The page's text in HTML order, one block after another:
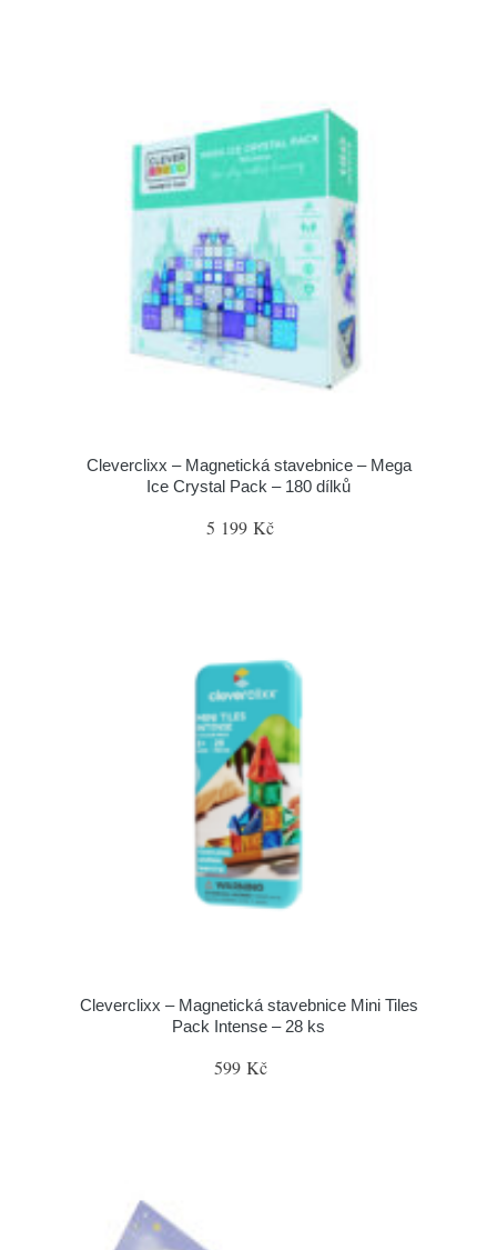
Cleverclixx – Magnetická stavebnice – Mega
Ice Crystal Pack – 180 dílků
5 199 Kč
Cleverclixx – Magnetická stavebnice Mini Tiles
Pack Intense – 28 ks
599 Kč